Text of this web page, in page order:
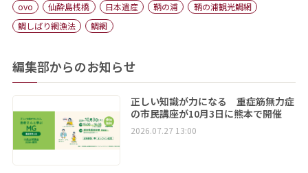
ovo 仙酔島桟橋 日本遺産 鞆の浦
鞆の浦観光鯛網
鯛しばり網漁法
鯛網
編集部からのお知らせ
正しい知識が力になる 重症筋無力症
の市民講座が10月3日に熊本で開催
2026.07.27 13:00